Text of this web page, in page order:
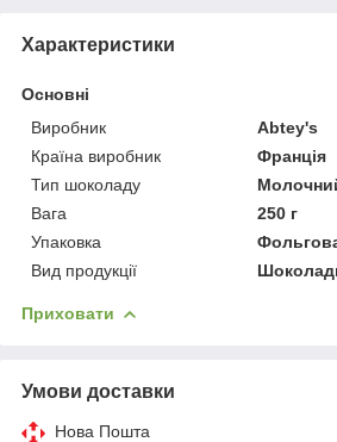
Характеристики
Основні
Виробник
Abtey's
Країна виробник
Франція
Тип шоколаду
Вага
250 г
Упаковка
Вид продукції
Приховати
Умови доставки
Нова Пошта